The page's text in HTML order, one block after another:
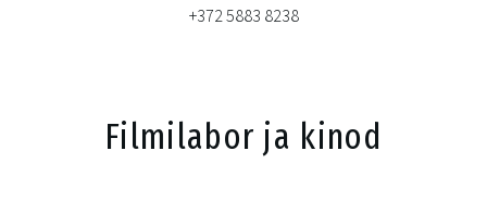
+372 5883 8238
Filmilabor ja kinod